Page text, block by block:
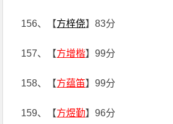
156、【方梓侥】83分
157、【方增楷】99分
158、【方蕴笛】99分
159、【方煜勤】96分